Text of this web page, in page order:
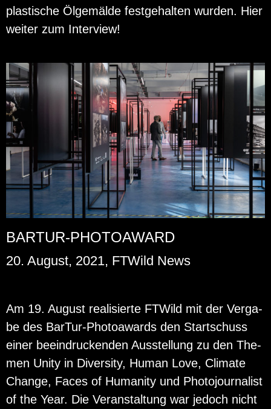
plas­ti­sche Öl­ge­mäl­de fest­ge­hal­ten wur­den. Hier
wei­ter zum In­ter­view!
BARTUR-PHOTOAWARD
20. August, 2021, FTWild News
Am 19. Au­gust rea­li­sier­te FT­Wild mit der Ver­ga­
be des Bar­Tur-Pho­to­awards den Start­schuss
einer be­ein­dru­cken­den Aus­stel­lung zu den The­
men Unity in Di­ver­si­ty, Human Love, Cli­ma­te
Chan­ge, Faces of Hu­ma­ni­ty und Pho­to­jour­na­list
of the Year. Die Ver­an­stal­tung war je­doch nicht